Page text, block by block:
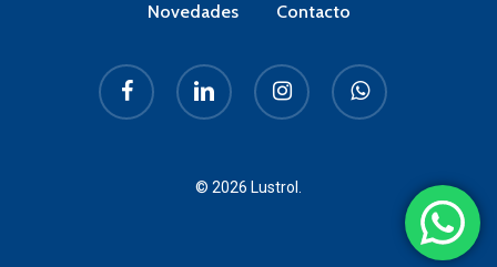
Novedades
Contacto
facebook linkedin instagram whatsapp
© 2026 Lustrol.